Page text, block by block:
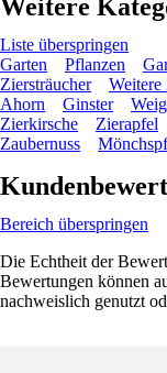
Weitere
Liste überspringen
Garten
Pflanzen
Ziersträucher
Weitere
Ahorn
Ginster
Zierkirsche
Zierapfel
Zaubernuss
Bereich überspringen
Die Echtheit der
Bewertungen können
nachweislich genutzt